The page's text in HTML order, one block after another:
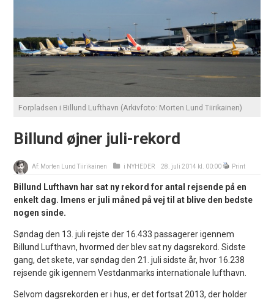
Forpladsen i Billund Lufthavn (Arkivfoto: Morten Lund Tiirikainen)
Billund øjner juli-rekord
Af: Morten Lund Tiirikainen i NYHEDER 28. juli 2014 kl. 00:00 Print
Billund Lufthavn har sat ny rekord for antal rejsende på en
enkelt dag. Imens er juli måned på vej til at blive den bedste
nogen sinde.
Søndag den 13. juli rejste der 16.433 passagerer igennem
Billund Lufthavn, hvormed der blev sat ny dagsrekord. Sidste
gang, det skete, var søndag den 21. juli sidste år, hvor 16.238
rejsende gik igennem Vestdanmarks internationale lufthavn.
Selvom dagsrekorden er i hus, er det fortsat 2013, der holder